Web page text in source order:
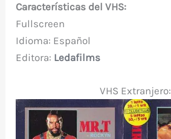
Características del VHS:
Fullscreen
Idioma: Español
Editora: Ledafilms
VHS Extranjero: